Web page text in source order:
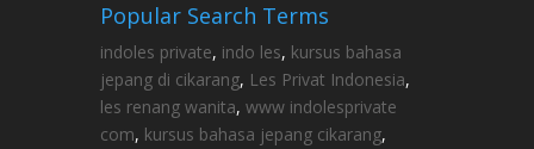
Popular Search Terms
indoles private, indo les, kursus bahasa
jepang di cikarang, Les Privat Indonesia,
les renang wanita, www indolesprivate
com, kursus bahasa jepang cikarang,